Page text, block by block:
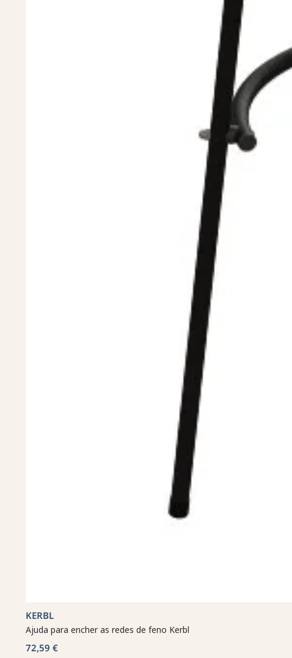
KERBL
Ajuda para encher as redes de feno Kerbl
72,59 €